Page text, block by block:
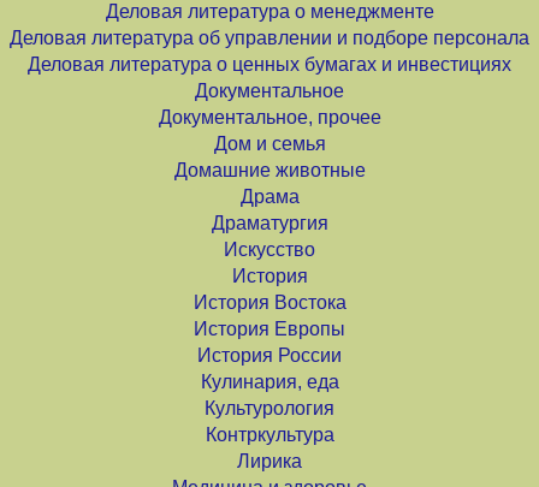
Деловая литература о менеджменте
Деловая литература об управлении и подборе персонала
Деловая литература о ценных бумагах и инвестициях
Документальное
Документальное, прочее
Дом и семья
Домашние животные
Драма
Драматургия
Искусство
История
История Востока
История Европы
История России
Кулинария, еда
Культурология
Контркультура
Лирика